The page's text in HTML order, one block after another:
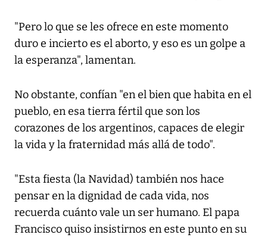
"Pero lo que se les ofrece en este momento
duro e incierto es el aborto, y eso es un golpe a
la esperanza", lamentan.
No obstante, confían "en el bien que habita en el
pueblo, en esa tierra fértil que son los
corazones de los argentinos, capaces de elegir
la vida y la fraternidad más allá de todo".
"Esta fiesta (la Navidad) también nos hace
pensar en la dignidad de cada vida, nos
recuerda cuánto vale un ser humano. El papa
Francisco quiso insistirnos en este punto en su